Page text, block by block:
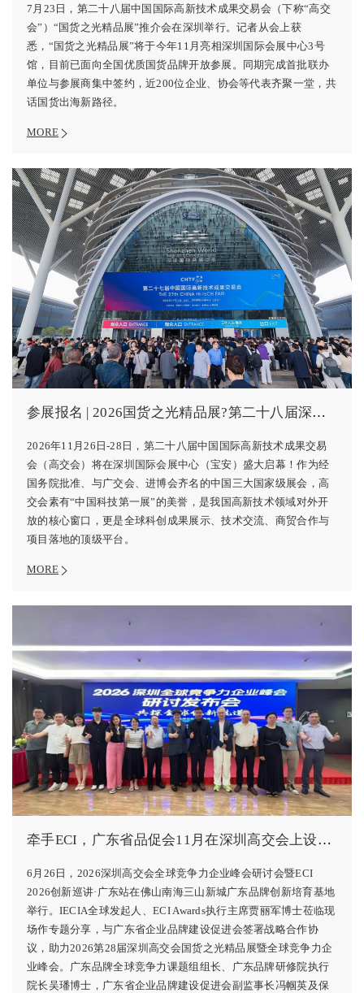
7月23日，第二十八届中国国际高新技术成果交易会（下称“高交
会”）“国货之光精品展”推介会在深圳举行。记者从会上获
悉，“国货之光精品展”将于今年11月亮相深圳国际会展中心3号
馆，目前已面向全国优质国货品牌开放参展。同期完成首批联办
单位与参展商集中签约，近200位企业、协会等代表齐聚一堂，共
话国货出海新路径。
MORE
参展报名 | 2026国货之光精品展?第二十八届深圳高交会
2026年11月26日-28日，第二十八届中国国际高新技术成果交易
会（高交会）将在深圳国际会展中心（宝安）盛大启幕！作为经
国务院批准、与广交会、进博会齐名的中国三大国家级展会，高
交会素有“中国科技第一展”的美誉，是我国高新技术领域对外开
放的核心窗口，更是全球科创成果展示、技术交流、商贸合作与
项目落地的顶级平台。
MORE
牵手ECI，广东省品促会11月在深圳高交会上设立2026国货之光精品展
6月26日，2026深圳高交会全球竞争力企业峰会研讨会暨ECI
2026创新巡讲·广东站在佛山南海三山新城广东品牌创新培育基地
举行。IECIA全球发起人、ECI Awards执行主席贾丽军博士莅临现
场作专题分享，与广东省企业品牌建设促进会签署战略合作协
议，助力2026第28届深圳高交会国货之光精品展暨全球竞争力企
业峰会。广东品牌全球竞争力课题组组长、广东品牌研修院执行
院长吴璠博士，广东省企业品牌建设促进会副监事长冯帼英及保